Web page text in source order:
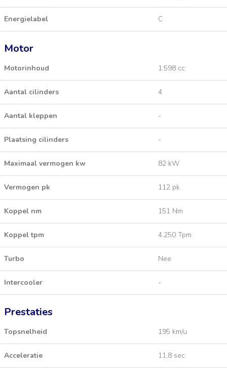
Energielabel C
Motor
Motorinhoud 1.598 cc
Aantal cilinders 4
Aantal kleppen -
Plaatsing cilinders -
Maximaal vermogen kw 82 kW
Vermogen pk 112 pk
Koppel nm 151 Nm
Koppel tpm 4.250 Tpm
Turbo Nee
Intercooler -
Prestaties
Topsnelheid 195 km/u
Acceleratie 11,8 sec